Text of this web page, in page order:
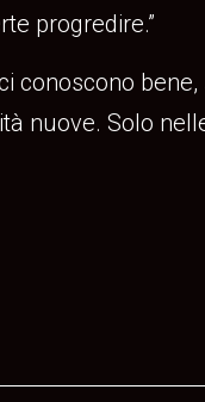
progredire.”
conoscono bene,
nuove. Solo